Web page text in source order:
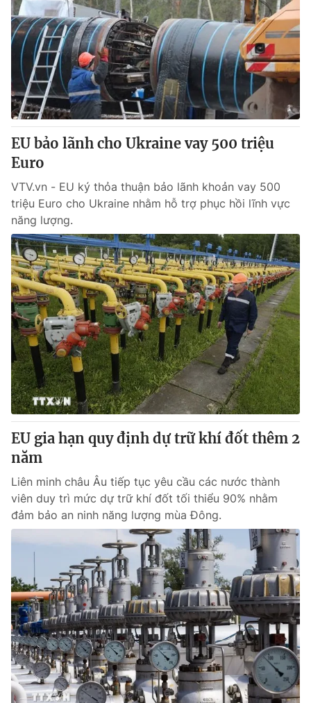
EU bảo lãnh cho Ukraine vay 500 triệu
Euro
VTV.vn - EU ký thỏa thuận bảo lãnh khoản vay 500
triệu Euro cho Ukraine nhằm hỗ trợ phục hồi lĩnh vực
năng lượng.
EU gia hạn quy định dự trữ khí đốt thêm 2
năm
Liên minh châu Âu tiếp tục yêu cầu các nước thành
viên duy trì mức dự trữ khí đốt tối thiểu 90% nhằm
đảm bảo an ninh năng lượng mùa Đông.